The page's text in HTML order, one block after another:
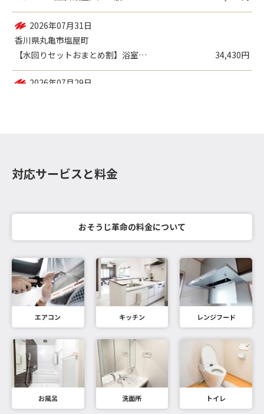
2026年08月02日
香川県高松市郷東町
エアコン（壁掛設置）／一般
2026年07月31日
対応サービスと料金
おそうじ革命の料金について
エアコン キッチン レンジフード
お風呂 洗面所 トイレ